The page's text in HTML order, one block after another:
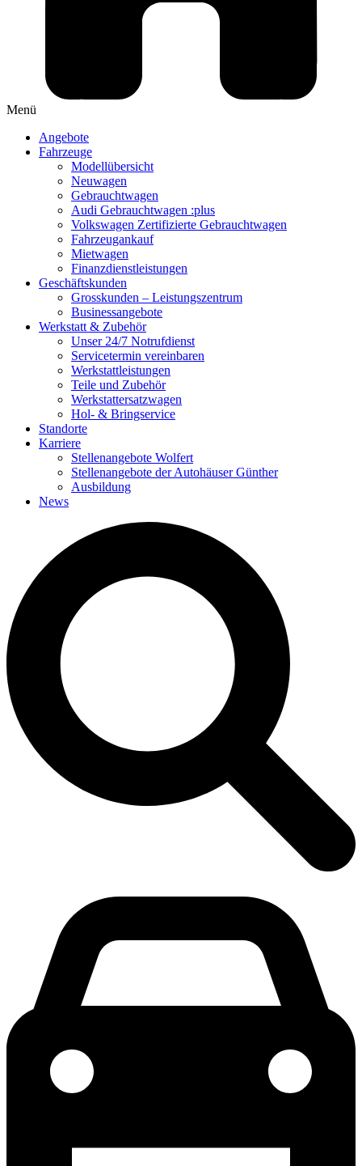
Menü
Angebote
Fahrzeuge
Modellübersicht
Neuwagen
Gebrauchtwagen
Audi Gebrauchtwagen :plus
Volkswagen Zertifizierte Gebrauchtwagen
Fahrzeugankauf
Mietwagen
Finanzdienstleistungen
Geschäftskunden
Grosskunden – Leistungszentrum
Businessangebote
Werkstatt & Zubehör
Unser 24/7 Notrufdienst
Servicetermin vereinbaren
Werkstattleistungen
Teile und Zubehör
Werkstattersatzwagen
Hol- & Bringservice
Standorte
Karriere
Stellenangebote Wolfert
Stellenangebote der Autohäuser Günther
Ausbildung
News